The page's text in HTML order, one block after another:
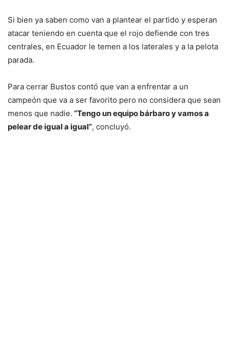
Si bien ya saben como van a plantear el partido y esperan
atacar teniendo en cuenta que el rojo defiende con tres
centrales, en Ecuador le temen a los laterales y a la pelota
parada.
Para cerrar Bustos contó que van a enfrentar a un
campeón que va a ser favorito pero no considera que sean
menos que nadie. “Tengo un equipo bárbaro y vamos a
pelear de igual a igual”, concluyó.